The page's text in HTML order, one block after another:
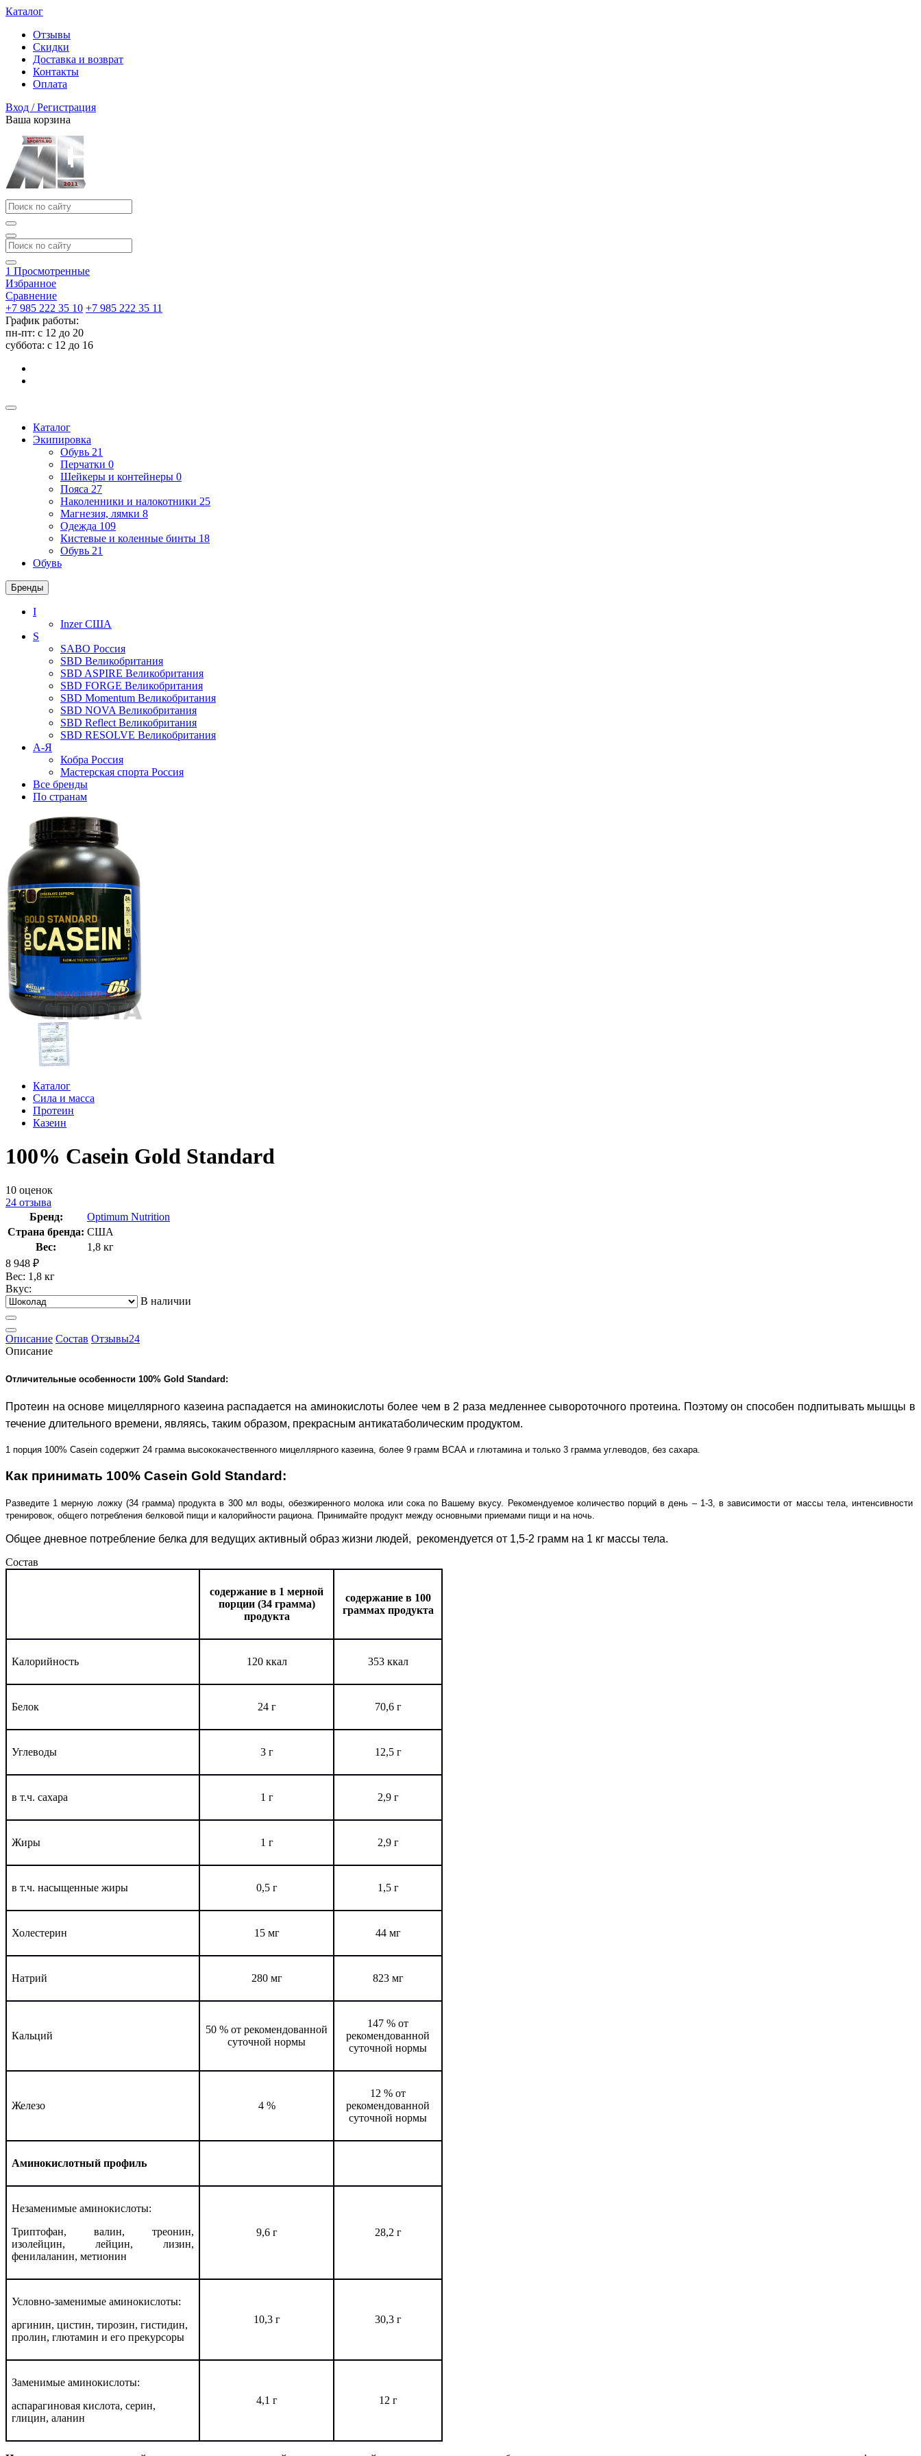
Каталог
Отзывы
Скидки
Доставка и возврат
Контакты
Оплата
Вход / Регистрация
Ваша корзина
1 Просмотренные
Избранное
Сравнение
+7 985 222 35 10 +7 985 222 35 11
График работы:
пн-пт: с 12 до 20
суббота: c 12 до 16
Каталог
Экипировка
Обувь 21
Перчатки 0
Шейкеры и контейнеры 0
Пояса 27
Наколенники и налокотники 25
Магнезия, лямки 8
Одежда 109
Кистевые и коленные бинты 18
Обувь 21
Обувь
Бренды
I
InzerСША
S
SABO Россия
SBD Великобритания
SBD ASPIRE Великобритания
SBD FORGE Великобритания
SBD Momentum Великобритания
SBD NOVA Великобритания
SBD Reflect Великобритания
SBD RESOLVE Великобритания
А-Я
Кобра Россия
Мастерская спорта Россия
Все бренды
По странам
Каталог
Сила и масса
Протеин
Казеин
100% Casein Gold Standard
10 оценок
24 отзыва
Бренд:
Optimum Nutrition
Страна бренда: США
Вес:
1,8 кг
8 948 ₽
Вес: 1,8 кг
Вкус:
В наличии
Описание Состав Отзывы24
Описание
Отличительные особенности 100% Gold Standard:
Протеин на основе мицеллярного казеина распадается на аминокислоты более чем в 2 раза медленнее сывороточного протеина. Поэтому он способен подпитывать мышцы в
течение длительного времени, являясь, таким образом, прекрасным антикатаболическим продуктом.
1 порция 100% Casein содержит 24 грамма высококачественного мицеллярного казеина, более 9 грамм ВСАА и глютамина и только 3 грамма углеводов, без сахара.
Как принимать 100% Casein Gold Standard:
Разведите 1 мерную ложку (34 грамма) продукта в 300 мл воды, обезжиренного молока или сока по Вашему вкусу. Рекомендуемое количество порций в день – 1-3, в зависимости от массы тела, интенсивности
тренировок, общего потребления белковой пищи и калорийности рациона. Принимайте продукт между основными приемами пищи и на ночь.
Общее дневное потребление белка для ведущих активный образ жизни людей, рекомендуется от 1,5-2 грамм на 1 кг массы тела.
Состав
содержание в 1 мерной
порции (34 грамма)
продукта
содержание в 100
граммах продукта
Калорийность 120 ккал 353 ккал
Белок 24 г 70,6 г
Углеводы 3 г 12,5 г
в т.ч. сахара 1 г 2,9 г
Жиры 1 г 2,9 г
в т.ч. насыщенные жиры 0,5 г 1,5 г
Холестерин 15 мг 44 мг
Натрий 280 мг 823 мг
Кальций
50 % от рекомендованной
суточной нормы
147 % от
рекомендованной
суточной нормы
Железо 4 %
12 % от
рекомендованной
суточной нормы
Аминокислотный профиль
Незаменимые аминокислоты:
Триптофан, валин, треонин,
изолейцин, лейцин, лизин,
фенилаланин, метионин
9,6 г 28,2 г
Условно-заменимые аминокислоты:
аргинин, цистин, тирозин, гистидин,
пролин, глютамин и его прекурсоры
10,3 г 30,3 г
Заменимые аминокислоты:
аспарагиновая кислота, серин,
глицин, аланин
4,1 г 12 г